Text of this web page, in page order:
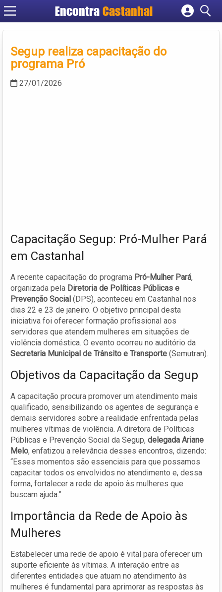
EncontraCastanhal
Cadastrar empresa
Criar conta
Segup realiza capacitação do
programa Pró
27/01/2026
Capacitação Segup: Pró-Mulher Pará
em Castanhal
A recente capacitação do programa Pró-Mulher Pará,
organizada pela Diretoria de Políticas Públicas e
Prevenção Social (DPS), aconteceu em Castanhal nos
dias 22 e 23 de janeiro. O objetivo principal desta
iniciativa foi oferecer formação profissional aos
servidores que atendem mulheres em situações de
violência doméstica. O evento ocorreu no auditório da
Secretaria Municipal de Trânsito e Transporte (Semutran).
Objetivos da Capacitação da Segup
A capacitação procura promover um atendimento mais
qualificado, sensibilizando os agentes de segurança e
demais servidores sobre a realidade enfrentada pelas
mulheres vítimas de violência. A diretora de Políticas
Públicas e Prevenção Social da Segup, delegada Ariane
Melo, enfatizou a relevância desses encontros, dizendo:
“Esses momentos são essenciais para que possamos
capacitar todos os envolvidos no atendimento e, dessa
forma, fortalecer a rede de apoio às mulheres que
buscam ajuda.”
Importância da Rede de Apoio às
Mulheres
Estabelecer uma rede de apoio é vital para oferecer um
suporte eficiente às vítimas. A interação entre as
diferentes entidades que atuam no atendimento às
mulheres é fundamental para aprimorar as respostas às